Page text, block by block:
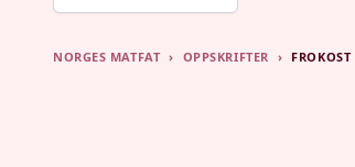
NORGES MATFAT › OPPSKRIFTER › FROKOST